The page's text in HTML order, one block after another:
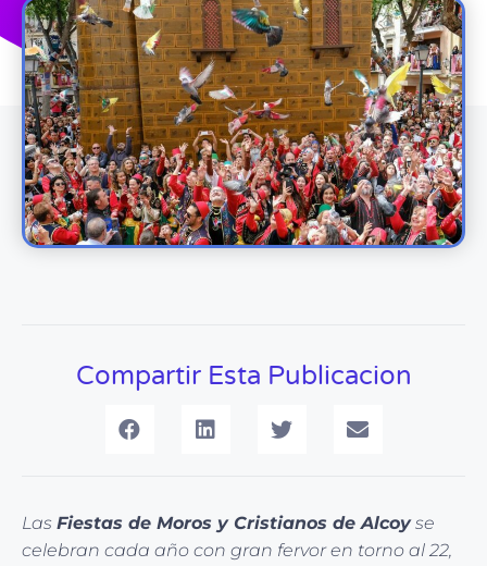
Compartir Esta Publicacion
Las Fiestas de Moros y Cristianos de Alcoyse
celebran cada año con gran fervor en torno al 22,